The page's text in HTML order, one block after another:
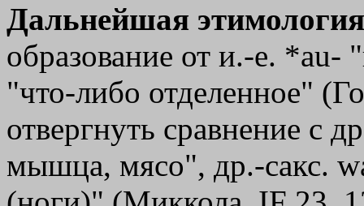
Дальнейшая
образование от и.-е.
"что-либо отделенное"
отвергнуть сравнение с
мышца, мясо", др.-сакс.